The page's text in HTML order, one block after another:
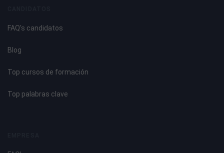
FAQ's candidatos
Blog
Top cursos de formación
Top palabras clave